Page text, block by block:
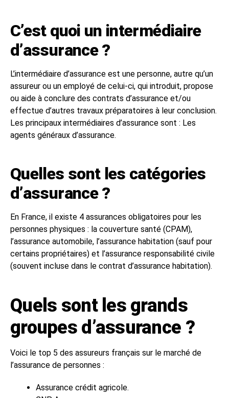
C’est quoi un intermédiaire
d’assurance ?
L’intermédiaire d’assurance est une personne, autre qu’un
assureur ou un employé de celui-ci, qui introduit, propose
ou aide à conclure des contrats d’assurance et/ou
effectue d’autres travaux préparatoires à leur conclusion.
Les principaux intermédiaires d’assurance sont : Les
agents généraux d’assurance.
Quelles sont les catégories
d’assurance ?
En France, il existe 4 assurances obligatoires pour les
personnes physiques : la couverture santé (CPAM),
l’assurance automobile, l’assurance habitation (sauf pour
certains propriétaires) et l’assurance responsabilité civile
(souvent incluse dans le contrat d’assurance habitation).
Quels sont les grands
groupes d’assurance ?
Voici le top 5 des assureurs français sur le marché de
l’assurance de personnes :
Assurance crédit agricole.